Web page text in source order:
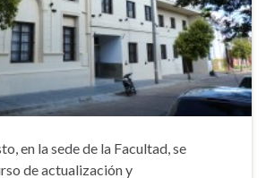
en la sede de la Facultad, se
de actualización y